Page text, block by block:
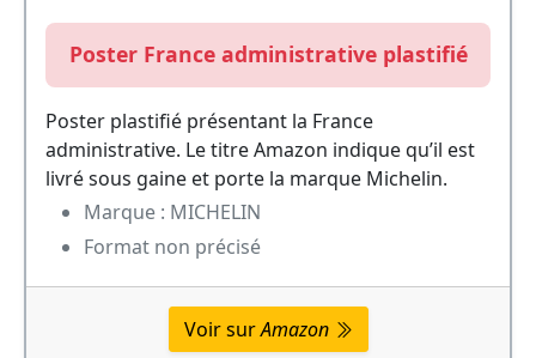
Poster France administrative plastifié
Poster plastifié présentant la France
administrative. Le titre Amazon indique qu’il est
livré sous gaine et porte la marque Michelin.
Marque : MICHELIN
Format non précisé
Voir surAmazon